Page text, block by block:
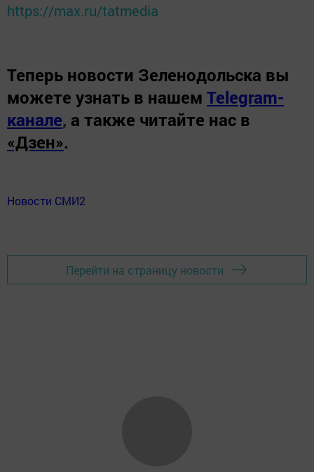
https://max.ru/tatmedia
Теперь новости Зеленодольска вы
можете узнать в нашем Telegram-
канале, а также читайте нас в
«Дзен».
Новости СМИ2
Перейти на страницу новости